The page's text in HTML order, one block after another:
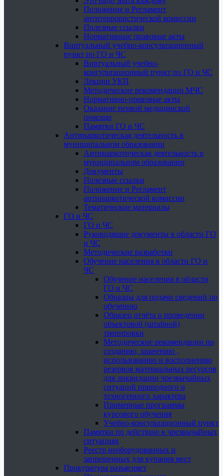
Положение и Регламент
антитеррористической комиссии
Полезные ссылки
Нормативные правовые акты
Виртуальный учебно-консультационный
пункт по ГО и ЧС
Виртуальный учебно-
консультационный пункт по ГО и ЧС
Лекции УКП
Методические рекомендации МЧС
Нормативно-правовые акты
Оказание первой медицинской
помощи
Памятки ГО и ЧС
Антинаркотическая деятельность в
муниципальном образовании
Антинаркотическая деятельность в
муниципальном образовании
Документы
Полезные ссылки
Положение и Регламент
антинаркотической комиссии
Тематические материалы
ГО и ЧС
ГО и ЧС
Руководящие документы в области ГО
и ЧС
Методические разработки
Обучение населения в области ГО и
ЧС
Обучение населения в области
ГО и ЧС
Образцы для подачи сведений по
обучению
Образец отчёта о проведении
объектовой (штабной)
тренировки
Методические рекомендации по
созданию, хранению ,
использованию и восполнению
резервов материальных ресурсов
для ликвидации чрезвычайных
ситуаций природного и
техногенного характера
Примерные программы
курсового обучения
Учебно-консультационный пункт
Памятки по действию в чрезвычайных
ситуациях
Реестр необорудованных и
запрещенных для купания мест
Прокуратура разъясняет